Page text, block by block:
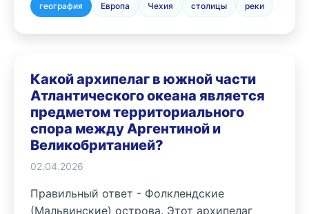
география Европа Чехия столицы реки
Какой архипелаг в южной части
Атлантического океана является
предметом территориального
спора между Аргентиной и
Великобританией?
02.04.2026
Правильный ответ - Фолклендские
(Мальвинские) острова. Этот архипелаг